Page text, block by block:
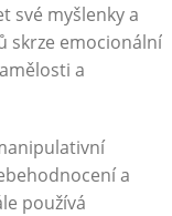
své myšlenky a
skrze emocionální
a
a
používá